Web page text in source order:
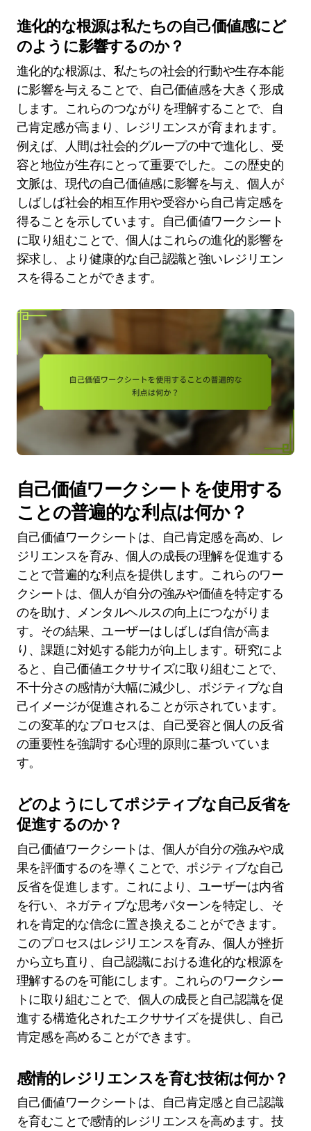
進化的な根源は私たちの自己価値感にど
のように影響するのか？
進化的な根源は、私たちの社会的行動や生存本能
に影響を与えることで、自己価値感を大きく形成
します。これらのつながりを理解することで、自
己肯定感が高まり、レジリエンスが育まれます。
例えば、人間は社会的グループの中で進化し、受
容と地位が生存にとって重要でした。この歴史的
文脈は、現代の自己価値感に影響を与え、個人が
しばしば社会的相互作用や受容から自己肯定感を
得ることを示しています。自己価値ワークシート
に取り組むことで、個人はこれらの進化的影響を
探求し、より健康的な自己認識と強いレジリエン
スを得ることができます。
自己価値ワークシートを使用する
ことの普遍的な利点は何か？
自己価値ワークシートは、自己肯定感を高め、レ
ジリエンスを育み、個人の成長の理解を促進する
ことで普遍的な利点を提供します。これらのワー
クシートは、個人が自分の強みや価値を特定する
のを助け、メンタルヘルスの向上につながりま
す。その結果、ユーザーはしばしば自信が高ま
り、課題に対処する能力が向上します。研究によ
ると、自己価値エクササイズに取り組むことで、
不十分さの感情が大幅に減少し、ポジティブな自
己イメージが促進されることが示されています。
この変革的なプロセスは、自己受容と個人の反省
の重要性を強調する心理的原則に基づいていま
す。
どのようにしてポジティブな自己反省を
促進するのか？
自己価値ワークシートは、個人が自分の強みや成
果を評価するのを導くことで、ポジティブな自己
反省を促進します。これにより、ユーザーは内省
を行い、ネガティブな思考パターンを特定し、そ
れを肯定的な信念に置き換えることができます。
このプロセスはレジリエンスを育み、個人が挫折
から立ち直り、自己認識における進化的な根源を
理解するのを可能にします。これらのワークシー
トに取り組むことで、個人の成長と自己認識を促
進する構造化されたエクササイズを提供し、自己
肯定感を高めることができます。
感情的レジリエンスを育む技術は何か？
自己価値ワークシートは、自己肯定感と自己認識
を育むことで感情的レジリエンスを高めます。技